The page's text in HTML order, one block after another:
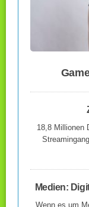
18,8 Millionen
Medien:
Wenn es um